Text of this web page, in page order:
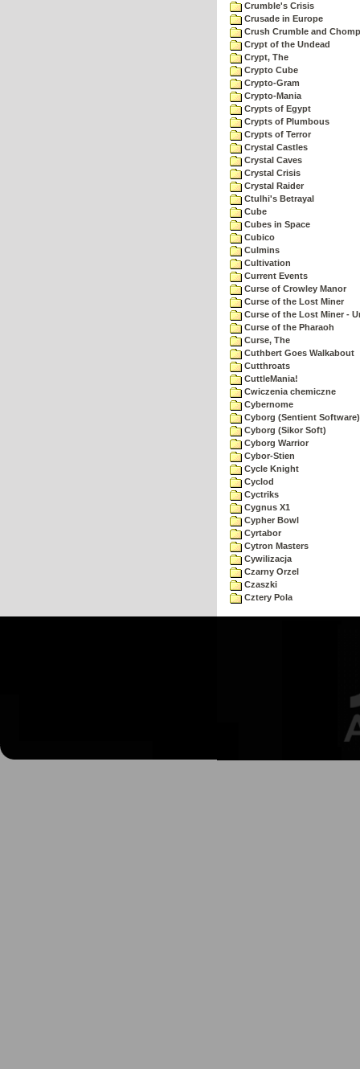
Crumble's Crisis
Crusade in Europe
Crush Crumble and Chomp
Crypt of the Undead
Crypt, The
Crypto Cube
Crypto-Gram
Crypto-Mania
Crypts of Egypt
Crypts of Plumbous
Crypts of Terror
Crystal Castles
Crystal Caves
Crystal Crisis
Crystal Raider
Ctulhi's Betrayal
Cube
Cubes in Space
Cubico
Culmins
Cultivation
Current Events
Curse of Crowley Manor
Curse of the Lost Miner
Curse of the Lost Miner -
Curse of the Pharaoh
Curse, The
Cuthbert Goes Walkabout
Cutthroats
CuttleMania!
Cwiczenia chemiczne
Cybernome
Cyborg (Sentient Software)
Cyborg (Sikor Soft)
Cyborg Warrior
Cybor-Stien
Cycle Knight
Cyclod
Cyctriks
Cygnus X1
Cypher Bowl
Cyrtabor
Cytron Masters
Cywilizacja
Czarny Orzel
Czaszki
Cztery Pola